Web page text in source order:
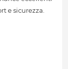
e sicurezza.